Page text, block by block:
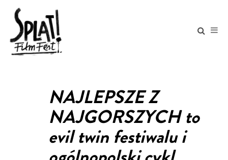
NAJLEPSZE Z
NAJGORSZYCH to
evil twin festiwalu i